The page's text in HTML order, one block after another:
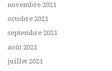
novembre 2021
octobre 2021
septembre 2021
août 2021
juillet 2021